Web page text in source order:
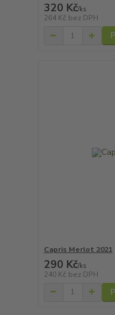
320 Kč/ks
264 Kč bez DPH
Capris Merlot 2021
290 Kč/ks
240 Kč bez DPH